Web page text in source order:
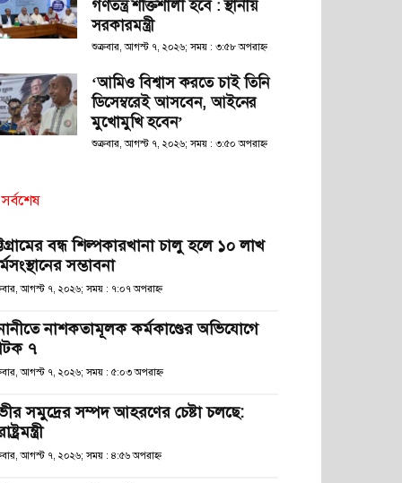
গণতন্ত্র শক্তিশালী হবে : স্থানীয়
সরকারমন্ত্রী
শুক্রবার, আগস্ট ৭, ২০২৬; সময় : ৩:৫৮ অপরাহ্ণ
‘আমিও বিশ্বাস করতে চাই তিনি
ডিসেম্বরেই আসবেন, আইনের
মুখোমুখি হবেন’
শুক্রবার, আগস্ট ৭, ২০২৬; সময় : ৩:৫০ অপরাহ্ণ
সর্বশেষ
বন্ধ শিল্পকারখানা চালু হলে ১০ লাখ
সম্ভাবনা
আগস্ট ৭, ২০২৬; সময় : ৭:০৭ অপরাহ্ণ
নাশকতামূলক কর্মকাণ্ডের অভিযোগে
৭
আগস্ট ৭, ২০২৬; সময় : ৫:০৩ অপরাহ্ণ
সমুদ্রের সম্পদ আহরণের চেষ্টা চলছে:
আগস্ট ৭, ২০২৬; সময় : ৪:৫৬ অপরাহ্ণ